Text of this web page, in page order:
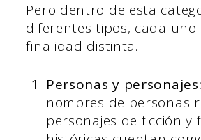
Pero dentro de esta
diferentes tipos, cada uno
finalidad distinta.
Personas y personajes:
nombres de personas
personajes de ficción y